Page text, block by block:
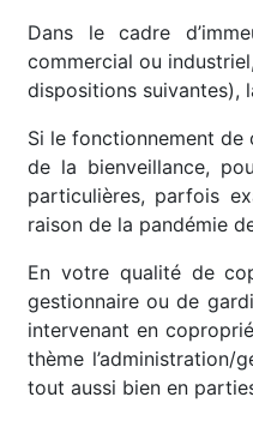
Dans le cadre
commercial ou
dispositions suivantes),
Si le fonctionnement
de la bienveillance,
particulières, parfois
raison de la pandémie
En votre qualité de
gestionnaire ou de
intervenant en
thème l’administration/
tout aussi bien en